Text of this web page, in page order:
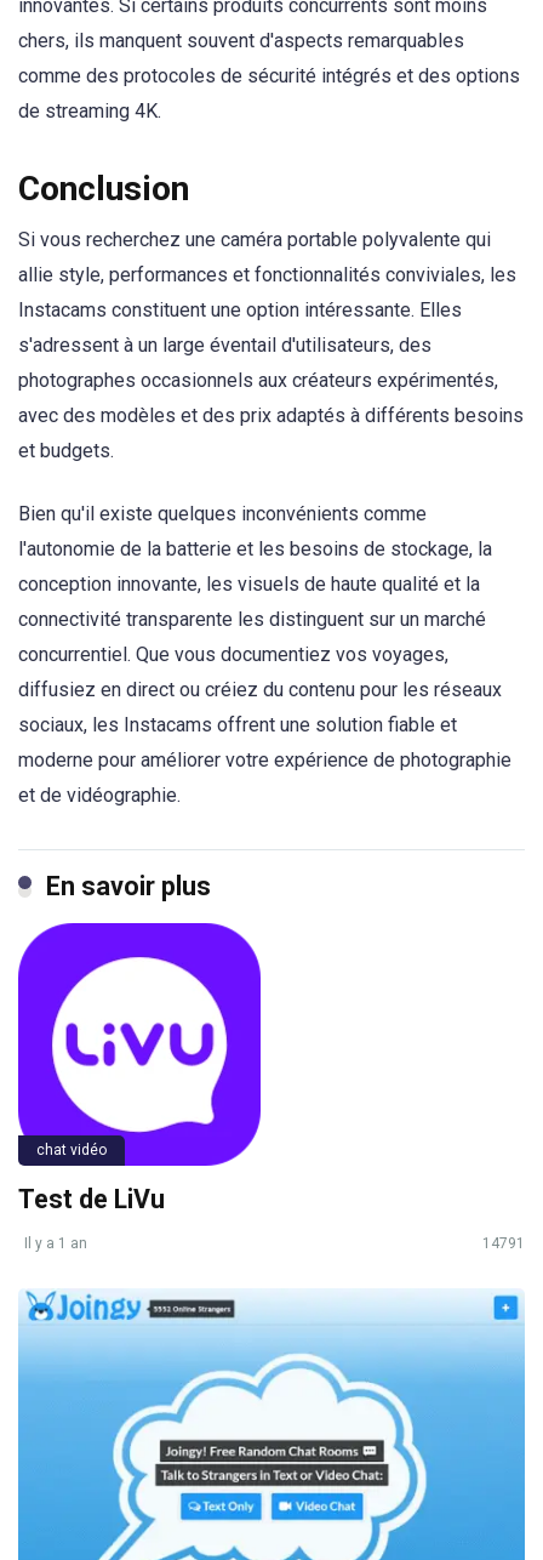
innovantes. Si certains produits concurrents sont moins
chers, ils manquent souvent d'aspects remarquables
comme des protocoles de sécurité intégrés et des options
de streaming 4K.
Conclusion
Si vous recherchez une caméra portable polyvalente qui
allie style, performances et fonctionnalités conviviales, les
Instacams constituent une option intéressante. Elles
s'adressent à un large éventail d'utilisateurs, des
photographes occasionnels aux créateurs expérimentés,
avec des modèles et des prix adaptés à différents besoins
et budgets.
Bien qu'il existe quelques inconvénients comme
l'autonomie de la batterie et les besoins de stockage, la
conception innovante, les visuels de haute qualité et la
connectivité transparente les distinguent sur un marché
concurrentiel. Que vous documentiez vos voyages,
diffusiez en direct ou créiez du contenu pour les réseaux
sociaux, les Instacams offrent une solution fiable et
moderne pour améliorer votre expérience de photographie
et de vidéographie.
En savoir plus
chat vidéo
Test de LiVu
Il y a 1 an 14791